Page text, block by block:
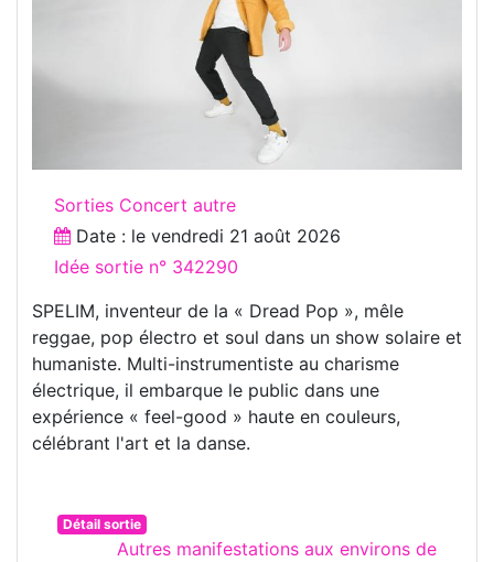
Sorties Concert autre
Date : le vendredi 21 août 2026
Idée sortie n° 342290
SPELIM, inventeur de la « Dread Pop », mêle
reggae, pop électro et soul dans un show solaire et
humaniste. Multi-instrumentiste au charisme
électrique, il embarque le public dans une
expérience « feel-good » haute en couleurs,
célébrant l'art et la danse.
Détail sortie
Autres manifestations aux environs de